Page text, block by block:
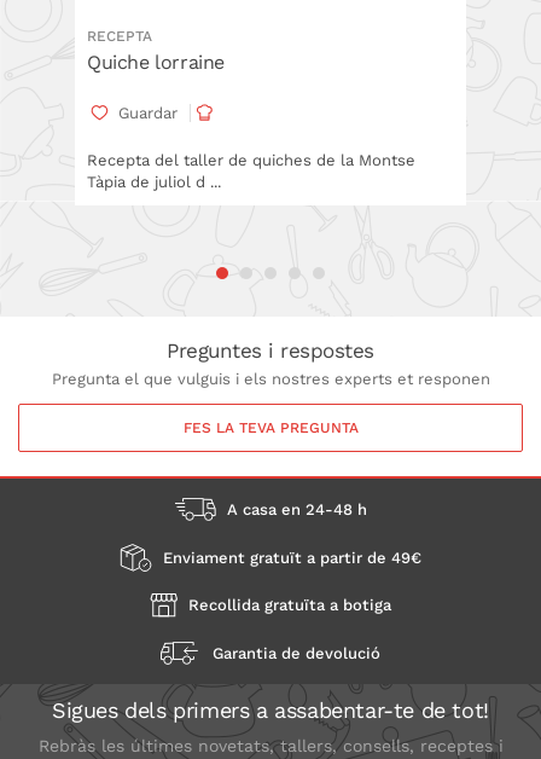
RECEPTA
Quiche lorraine
Guardar
Recepta del taller de quiches de la Montse
Tàpia de juliol d ...
Preguntes i respostes
Pregunta el que vulguis i els nostres experts et responen
FES LA TEVA PREGUNTA
A casa en 24-48 h
Enviament gratuït a partir de 49€
Recollida gratuïta a botiga
Garantia de devolució
Sigues dels primers a assabentar-te de tot!
Rebràs les últimes novetats, tallers, consells, receptes i